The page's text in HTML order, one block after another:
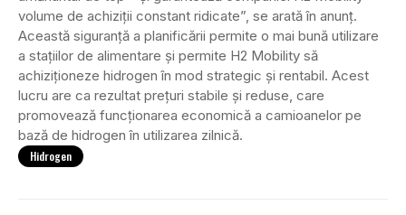
volume de achiziții constant ridicate”, se arată în anunț.
Această siguranță a planificării permite o mai bună utilizare
a stațiilor de alimentare și permite H2 Mobility să
achiziționeze hidrogen în mod strategic și rentabil. Acest
lucru are ca rezultat prețuri stabile și reduse, care
promovează funcționarea economică a camioanelor pe
bază de hidrogen în utilizarea zilnică.
Hidrogen